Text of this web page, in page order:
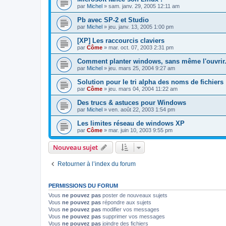
par Michel » sam. janv. 29, 2005 12:11 am
Pb avec SP-2 et Studio
par Michel » jeu. janv. 13, 2005 1:00 pm
[XP] Les raccourcis claviers
par Côme » mar. oct. 07, 2003 2:31 pm
Comment planter windows, sans même l'ouvrir.
par Michel » jeu. mars 25, 2004 9:27 am
Solution pour le tri alpha des noms de fichiers
par Côme » jeu. mars 04, 2004 11:22 am
Des trucs & astuces pour Windows
par Michel » ven. août 22, 2003 1:54 pm
Les limites réseau de windows XP
par Côme » mar. juin 10, 2003 9:55 pm
Nouveau sujet
Retourner à l’index du forum
PERMISSIONS DU FORUM
Vous ne pouvez pas poster de nouveaux sujets
Vous ne pouvez pas répondre aux sujets
Vous ne pouvez pas modifier vos messages
Vous ne pouvez pas supprimer vos messages
Vous ne pouvez pas joindre des fichiers